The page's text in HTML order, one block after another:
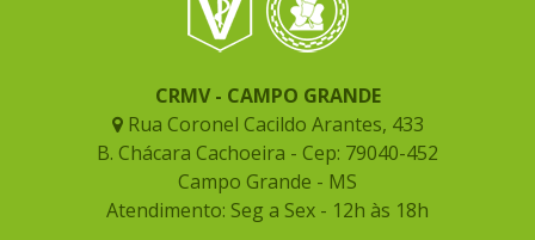
CRMV - CAMPO GRANDE
Rua Coronel Cacildo Arantes, 433
B. Chácara Cachoeira - Cep: 79040-452
Campo Grande - MS
Atendimento: Seg a Sex - 12h às 18h